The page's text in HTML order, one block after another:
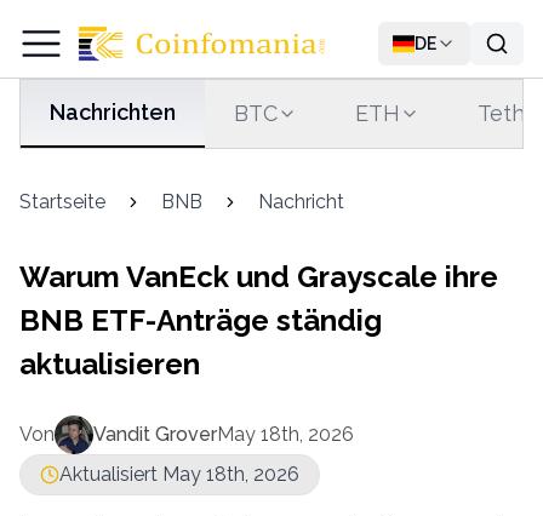
DE
Nachrichten BTC ETH
Startseite BNB Nachricht
Warum VanEck und Grayscale ihre
BNB ETF-Anträge ständig
aktualisieren
Von Vandit GroverMay 18th, 2026
Aktualisiert May 18th, 2026